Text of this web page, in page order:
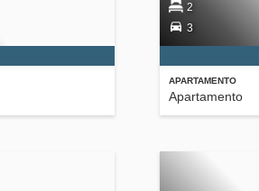
APARTAMENTO
Apartamento
2
3